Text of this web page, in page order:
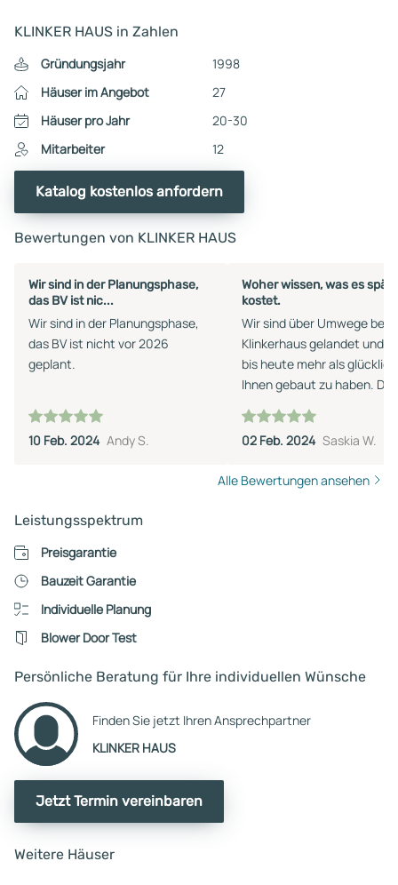
KLINKER HAUS in Zahlen
Gründungsjahr
1998
Häuser im Angebot
27
Häuser pro Jahr
20-30
Mitarbeiter
12
Katalog kostenlos anfordern
Bewertungen von KLINKER HAUS
Wir sind in der Planungsphase,
das BV ist nic...
Wir sind in der Planungsphase,
das BV ist nicht vor 2026
geplant.
10 Feb. 2024 Andy S.
Woher wissen, was es
kostet.
Wir sind über Umwege bei
Klinkerhaus gelandet und
bis heute mehr als
Ihnen gebaut zu haben.
namenhaften Franchise-
Baufirma, da wir sonst (so
Grundstücke ran
Boden. Man sagte uns am
Haustypen viel zu hoch und
02 Feb. 2024 Saskia W.
Alle Bewertungen ansehen
Leistungsspektrum
Preisgarantie
Bauzeit Garantie
Individuelle Planung
Blower Door Test
Persönliche Beratung für Ihre individuellen Wünsche
Finden Sie jetzt Ihren Ansprechpartner
KLINKER HAUS
Jetzt Termin vereinbaren
Weitere Häuser